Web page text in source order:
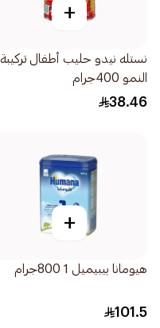
+
نستله نيدو حليب أطفال تركيبة
النمو 400جرام
38.46
+
هيومانا بيبيميل 1 800جرام
101.5